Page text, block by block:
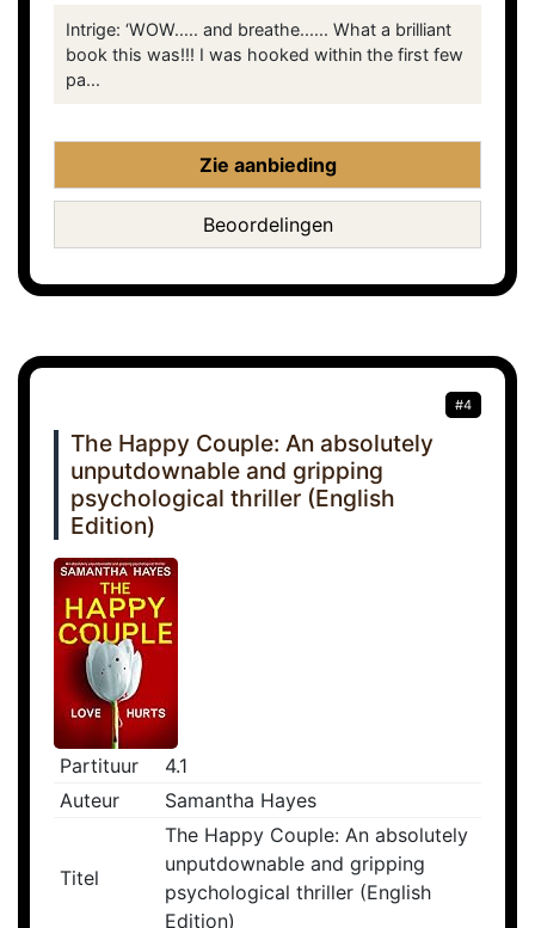
Intrige: ‘WOW..... and breathe...... What a brilliant
book this was!!! I was hooked within the first few
pa...
Zie aanbieding
Beoordelingen
#4
The Happy Couple: An absolutely
unputdownable and gripping
psychological thriller (English
Edition)
Partituur
4.1
Auteur
Samantha Hayes
Titel
The Happy Couple: An absolutely
unputdownable and gripping
psychological thriller (English
Edition)